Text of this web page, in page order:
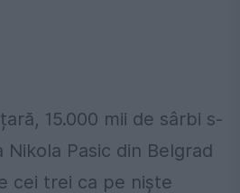
15.000 mii de sârbi s-
Nikola Pasic din Belgrad
cei trei ca pe niște